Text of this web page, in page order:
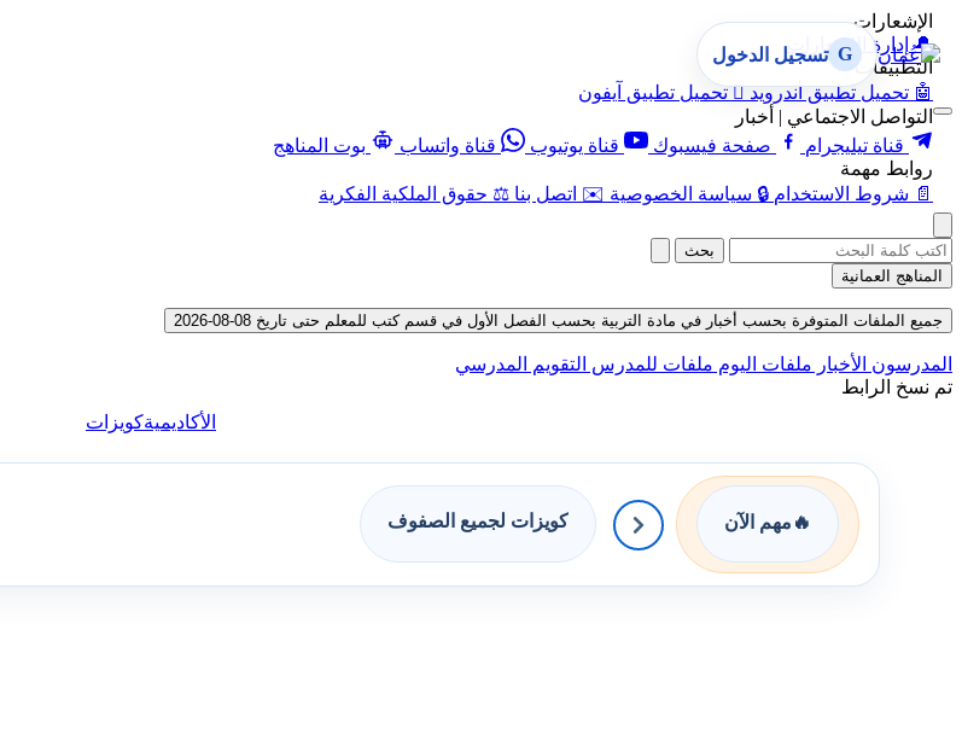
الإشعارات
🔔 إدارة الإشعارات
التطبيقات
🤖 تحميل تطبيق أندرويد  تحميل تطبيق آيفون
التواصل الاجتماعي | أخبار
قناة تيليجرام
صفحة فيسبوك قناة يوتيوب قناة واتساب
بوت المناهج
روابط مهمة
📄 شروط الاستخدام 🔒 سياسة الخصوصية ✉️ اتصل بنا ⚖️ حقوق الملكية الفكرية
G تسجيل الدخول
بحث
المناهج العمانية
جميع الملفات المتوفرة بحسب أخبار في مادة التربية بحسب الفصل الأول في قسم كتب للمعلم حتى تاريخ 08-08-2026
المدرسون الأخبار ملفات اليوم ملفات للمدرس التقويم المدرسي
تم نسخ الرابط
الأكاديميةكويزات
🔥 مهم الآن كويزات لجميع الصفوف